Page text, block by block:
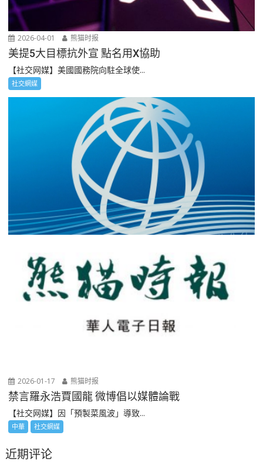
2026-04-01 熊猫时报
美提5大目標抗外宣 點名用X協助
【社交网媒】美國國務院向駐全球使...
社交網媒
2026-01-17 熊猫时报
禁言羅永浩賈國龍 微博倡以媒體論戰
【社交网媒】因「預製菜風波」導致...
中華 社交網媒
近期评论